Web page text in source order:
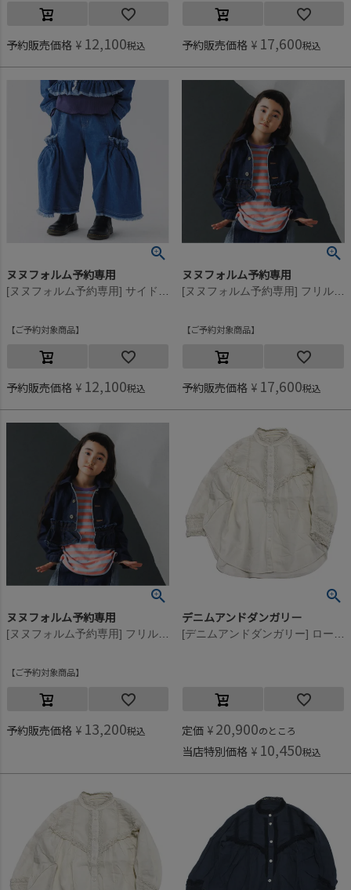
予約販売価格 ¥ 12,100税込 予約販売価格 ¥ 17,600税込
ヌヌフォルム予約専用
ご予約対象商品
予約販売価格 ¥ 12,100税込
ヌヌフォルム予約専用
ご予約対象商品
予約販売価格 ¥ 17,600税込
ヌヌフォルム予約専用
ご予約対象商品
予約販売価格 ¥ 13,200税込
デニムアンドダンガリー
定価 ¥ 20,900のところ
当店特別価格 ¥ 10,450税込